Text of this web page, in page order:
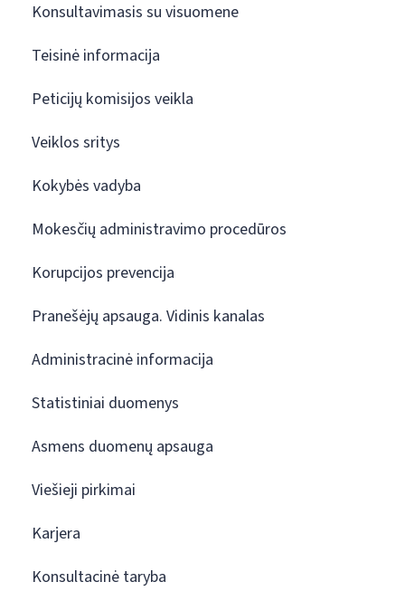
Konsultavimasis su visuomene
Teisinė informacija
Peticijų komisijos veikla
Veiklos sritys
Kokybės vadyba
Mokesčių administravimo procedūros
Korupcijos prevencija
Pranešėjų apsauga. Vidinis kanalas
Administracinė informacija
Statistiniai duomenys
Asmens duomenų apsauga
Viešieji pirkimai
Karjera
Konsultacinė taryba